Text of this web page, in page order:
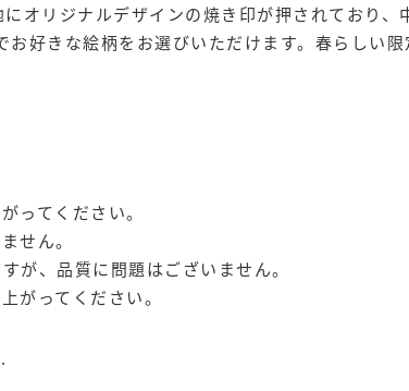
オリジナルデザインの焼き印が押されており
好きな絵柄をお選びいただけます。春らしい
ってください。
せん。
が、品質に問題はございません。
ってください。